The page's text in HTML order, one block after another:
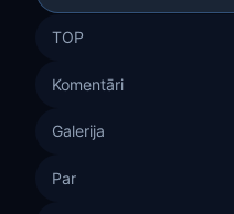
TOP
Komentāri
Galerija
Par